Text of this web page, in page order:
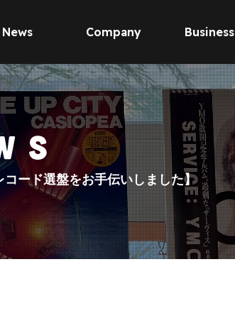
News Company Business
ード選盤をお手伝いしました】